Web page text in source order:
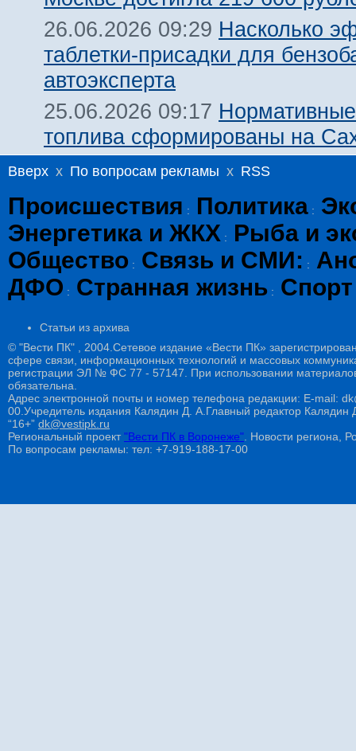
26.06.2026 09:29 Насколько
таблетки-присадки для
автоэксперта
25.06.2026 09:17
топлива сформированы на
Вверх x По вопросам рекламы x RSS
Происшествия : Политика :
Энергетика и ЖКХ :
Рыба и
Общество : Связь и СМИ: :
ДФО : Странная жизнь : Спорт
Статьи из архива
© "Вести ПК" , 2004.Сетевое издание «Вести ПК»
сфере связи, информационных технологий и массовых
регистрации ЭЛ № ФС 77 - 57147. При использовании
обязательна.
Адрес электронной почты и номер телефона редакции: E-mail:
00.Учредитель издания Калядин Д. А.Главный редактор
“16+” dk@vestipk.ru
Региональный проект"Вести ПК в Воронеже" . Новости региона,
По вопросам рекламы: тел: +7-919-188-17-00